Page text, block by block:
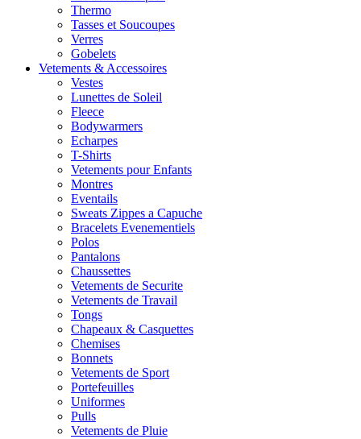
Thermo
Tasses et Soucoupes
Verres
Gobelets
Vetements & Accessoires
Vestes
Lunettes de Soleil
Fleece
Bodywarmers
Echarpes
T-Shirts
Vetements pour Enfants
Montres
Eventails
Sweats Zippes a Capuche
Bracelets Evenementiels
Polos
Pantalons
Chaussettes
Vetements de Securite
Vetements de Travail
Tongs
Chapeaux & Casquettes
Chemises
Bonnets
Vetements de Sport
Portefeuilles
Uniformes
Pulls
Vetements de Pluie